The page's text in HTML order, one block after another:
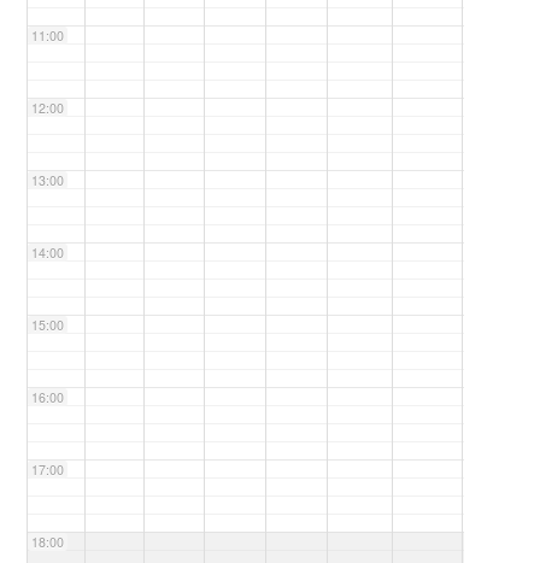
11:00
12:00
13:00
14:00
15:00
16:00
17:00
18:00